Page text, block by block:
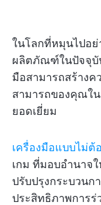
ในโลกที่หมุนไปอย่
ผลิตภัณฑ์ในปัจจุบั
มือสามารถสร้างค
สามารถของคุณใ
ยอดเยี่ยม
เครื่องมือแบบไม่ต้
เกม ที่มอบอำนาจ
ปรับปรุงกระบวนก
ประสิทธิภาพการ